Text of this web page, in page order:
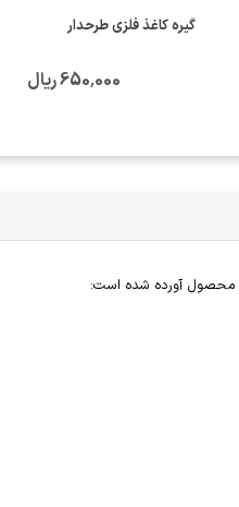
گیره کاغذ فلزی طرحدار
650٬000 ریال